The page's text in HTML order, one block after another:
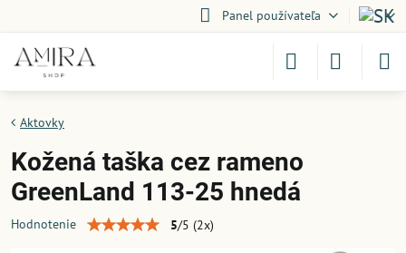
Panel používateľa
Aktovky
Kožená taška cez rameno
GreenLand 113-25 hnedá
Hodnotenie 5/5 (2x)